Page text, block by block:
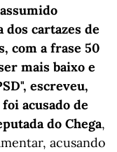
cartazes de
com a frase 50
mais baixo e
escreveu,
acusado de
do Chega,
acusando